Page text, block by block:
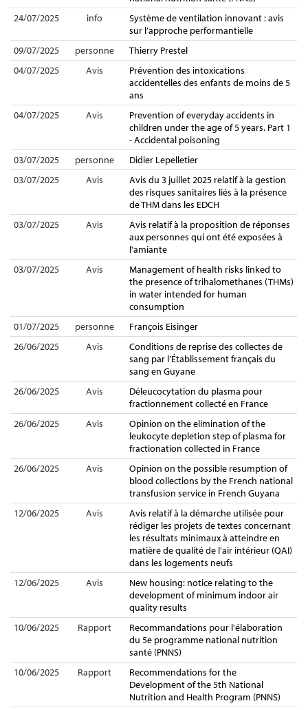
24/07/2025
info
Système de ventilation innovant : avis
sur l’approche performantielle
09/07/2025
personne
Thierry Prestel
04/07/2025
Avis
Prévention des intoxications
accidentelles des enfants de moins de 5
ans
04/07/2025
Avis
Prevention of everyday accidents in
children under the age of 5 years. Part 1
- Accidental poisoning
03/07/2025
personne
Didier Lepelletier
03/07/2025
Avis
Avis du 3 juillet 2025 relatif à la gestion
des risques sanitaires liés à la présence
de THM dans les EDCH
03/07/2025
Avis
Avis relatif à la proposition de réponses
aux personnes qui ont été exposées à
l'amiante
03/07/2025
Avis
Management of health risks linked to
the presence of trihalomethanes (THMs)
in water intended for human
consumption
01/07/2025
personne
François Eisinger
26/06/2025
Avis
Conditions de reprise des collectes de
sang par l’Établissement français du
sang en Guyane
26/06/2025
Avis
Déleucocytation du plasma pour
fractionnement collecté en France
26/06/2025
Avis
Opinion on the elimination of the
leukocyte depletion step of plasma for
fractionation collected in France
26/06/2025
Avis
Opinion on the possible resumption of
blood collections by the French national
transfusion service in French Guyana
12/06/2025
Avis
Avis relatif à la démarche utilisée pour
rédiger les projets de textes concernant
les résultats minimaux à atteindre en
matière de qualité de l’air intérieur (QAI)
dans les logements neufs
12/06/2025
Avis
New housing: notice relating to the
development of minimum indoor air
quality results
10/06/2025
Rapport
Recommandations pour l'élaboration
du 5e programme national nutrition
santé (PNNS)
10/06/2025
Rapport
Recommendations for the
Development of the 5th National
Nutrition and Health Program (PNNS)